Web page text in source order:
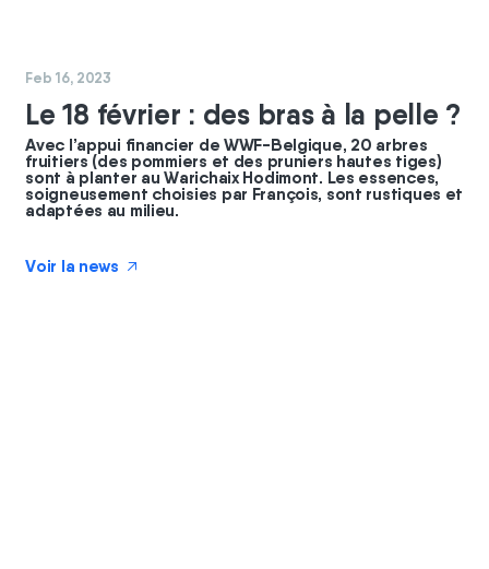
#chantier
Feb 16, 2023
Le 18 février : des bras à la pelle ?
Avec l’appui financier de WWF-Belgique, 20 arbres
fruitiers (des pommiers et des pruniers hautes tiges)
sont à planter au Warichaix Hodimont. Les essences,
soigneusement choisies par François, sont rustiques et
adaptées au milieu.
Voir la news ↗